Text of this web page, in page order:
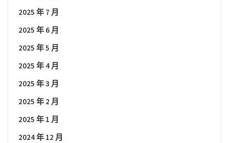
2025 年 7 月
2025 年 6 月
2025 年 5 月
2025 年 4 月
2025 年 3 月
2025 年 2 月
2025 年 1 月
2024 年 12 月